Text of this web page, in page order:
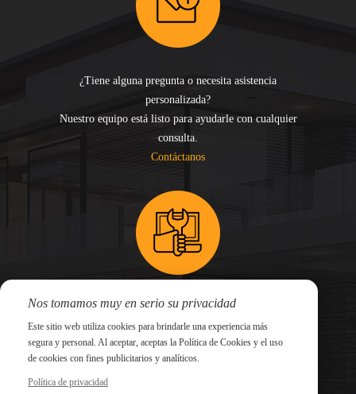
¿Tiene alguna pregunta o necesita asistencia
personalizada?
Nuestro equipo está listo para ayudarle con cualquier
consulta.
Contáctanos
¿Necesita asistencia técnica o ayuda con su sistema?
Envíe su solicitud de soporte y nuestros expertos le
responderán con prontitud.
Enviar una solicitud
Nos tomamos muy en serio su privacidad
Este sitio web utiliza cookies para brindarle una experiencia más
segura y personal. Al aceptar, aceptas la Política de Cookies y el uso
de cookies con fines publicitarios y analíticos.
Política de privacidad